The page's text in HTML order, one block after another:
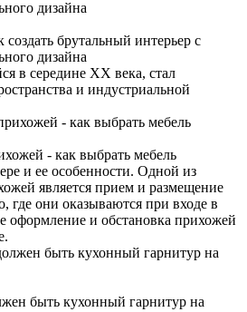
брутальный интерьер с
дизайна
в середине XX века, стал
и индустриальной
- как выбрать мебель
и ее особенности. Одной из
является прием и размещение
где они оказываются при входе в
оформление и обстановка прихожей
быть кухонный гарнитур на